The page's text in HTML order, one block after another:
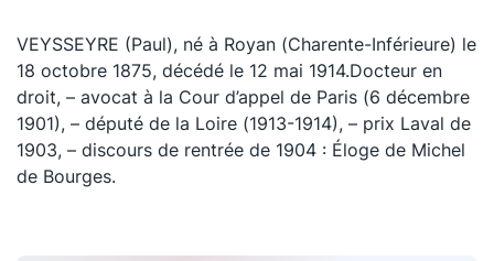
VEYSSEYRE (Paul), né à Royan (Charente-Inférieure) le
18 octobre 1875, décédé le 12 mai 1914.Docteur en
droit, – avocat à la Cour d’appel de Paris (6 décembre
1901), – député de la Loire (1913-1914), – prix Laval de
1903, – discours de rentrée de 1904 : Éloge de Michel
de Bourges.
La Conférence
Le Concours de la Conférence
La Conférence Berryer
La Petite Conférence